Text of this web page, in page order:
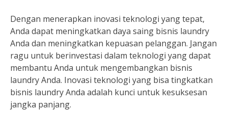
Dengan menerapkan inovasi teknologi yang tepat,
Anda dapat meningkatkan daya saing bisnis laundry
Anda dan meningkatkan kepuasan pelanggan. Jangan
ragu untuk berinvestasi dalam teknologi yang dapat
membantu Anda untuk mengembangkan bisnis
laundry Anda. Inovasi teknologi yang bisa tingkatkan
bisnis laundry Anda adalah kunci untuk kesuksesan
jangka panjang.